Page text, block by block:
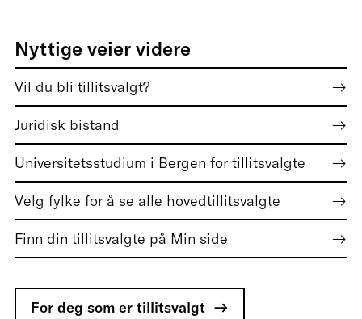
Nyttige veier videre
Vil du bli tillitsvalgt?
Juridisk bistand
Universitetsstudium i Bergen for tillitsvalgte
Velg fylke for å se alle hovedtillitsvalgte
Finn din tillitsvalgte på Min side
For deg som er tillitsvalgt